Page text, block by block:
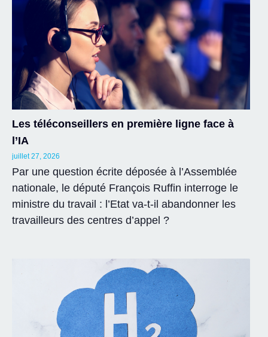
Les téléconseillers en première ligne face à
l’IA
juillet 27, 2026
Par une question écrite déposée à l’Assemblée
nationale, le député François Ruffin interroge le
ministre du travail : l’Etat va-t-il abandonner les
travailleurs des centres d’appel ?